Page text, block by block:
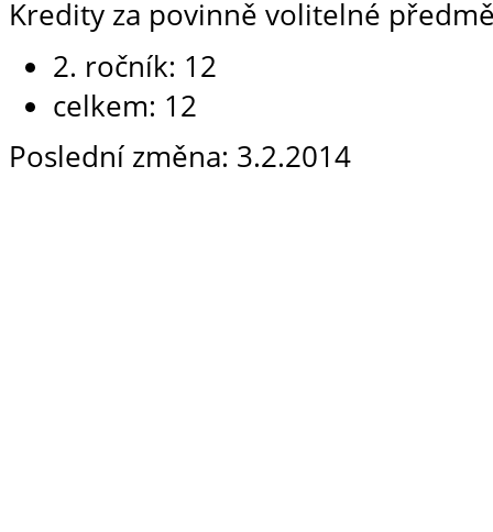
Kredity za povinně volitelné
2. ročník: 12
celkem: 12
Poslední změna: 3.2.2014